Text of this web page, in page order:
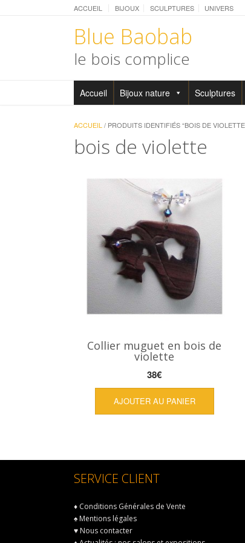
ACCUEIL BIJOUX SCULPTURES UNIVERS
Blue Baobab
le bois complice
Accueil Bijoux nature Sculptures
ACCUEIL / PRODUITS IDENTIFIÉS “BOIS DE
bois de violette
Collier muguet en bois de
violette
38€
AJOUTER AU PANIER
SERVICE CLIENT
♦ Conditions Générales de Vente
♠ Mentions légales
♥ Nous contacter